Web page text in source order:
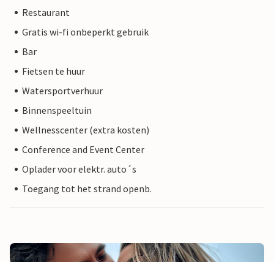
Restaurant
Gratis wi-fi onbeperkt gebruik
Bar
Fietsen te huur
Watersportverhuur
Binnenspeeltuin
Wellnesscenter (extra kosten)
Conference and Event Center
Oplader voor elektr. auto´s
Toegang tot het strand openb.